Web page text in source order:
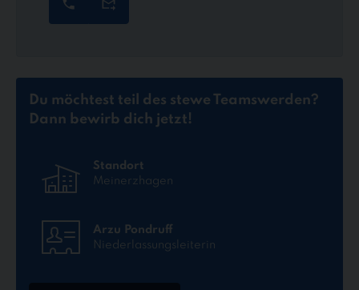
Du möchtest teil des stewe Teamswerden?
Dann bewirb dich jetzt!
Standort
Meinerzhagen
Arzu Pondruff
Niederlassungsleiterin